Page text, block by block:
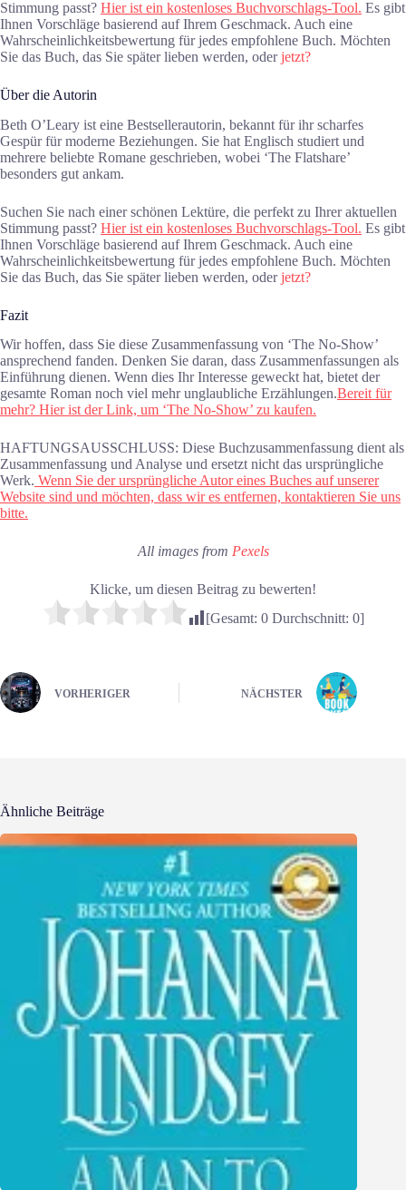
Stimmung passt? Hier ist ein kostenloses Buchvorschlags-Tool. Es gibt
Ihnen Vorschläge basierend auf Ihrem Geschmack. Auch eine
Wahrscheinlichkeitsbewertung für jedes empfohlene Buch. Möchten
Sie das Buch, das Sie später lieben werden, oderjetzt?
Über die Autorin
Beth O’Leary ist eine Bestsellerautorin, bekannt für ihr scharfes
Gespür für moderne Beziehungen. Sie hat Englisch studiert und
mehrere beliebte Romane geschrieben, wobei ‘The Flatshare’
besonders gut ankam.
Suchen Sie nach einer schönen Lektüre, die perfekt zu Ihrer aktuellen
Stimmung passt? Hier ist ein kostenloses Buchvorschlags-Tool. Es gibt
Ihnen Vorschläge basierend auf Ihrem Geschmack. Auch eine
Wahrscheinlichkeitsbewertung für jedes empfohlene Buch. Möchten
Sie das Buch, das Sie später lieben werden, oderjetzt?
Fazit
Wir hoffen, dass Sie diese Zusammenfassung von ‘The No-Show’
ansprechend fanden. Denken Sie daran, dass Zusammenfassungen als
Einführung dienen. Wenn dies Ihr Interesse geweckt hat, bietet der
gesamte Roman noch viel mehr unglaubliche Erzählungen.Bereit für
mehr? Hier ist der Link, um ‘The No-Show’ zu kaufen.
HAFTUNGSAUSSCHLUSS: Diese Buchzusammenfassung dient als
Zusammenfassung und Analyse und ersetzt nicht das ursprüngliche
Werk. Wenn Sie der ursprüngliche Autor eines Buches auf unserer
Website sind und möchten, dass wir es entfernen, kontaktieren Sie uns
bitte.
All images from Pexels
Klicke, um diesen Beitrag zu bewerten!
[Gesamt: 0Durchschnitt: 0]
VORHERIGER NÄCHSTER
Ähnliche Beiträge